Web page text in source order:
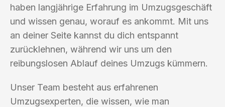
haben langjährige Erfahrung im Umzugsgeschäft
und wissen genau, worauf es ankommt. Mit uns
an deiner Seite kannst du dich entspannt
zurücklehnen, während wir uns um den
reibungslosen Ablauf deines Umzugs kümmern.
Unser Team besteht aus erfahrenen
Umzugsexperten, die wissen, wie man